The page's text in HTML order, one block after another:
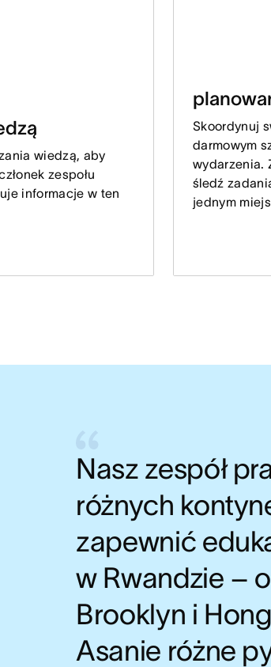
wiedzą, aby
zespołu
informacje w ten
Skoordynuj
darmowym
wydarzenia.
śledź
jednym
Nasz zespół
różnych
zapewnić
w Rwandzie –
Brooklyn i
Asanie różne